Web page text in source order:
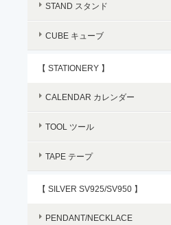
STAND スタンド
CUBE キューブ
【 STATIONERY 】
CALENDAR カレンダー
TOOL ツール
TAPE テープ
【 SILVER SV925/SV950 】
PENDANT/NECKLACE